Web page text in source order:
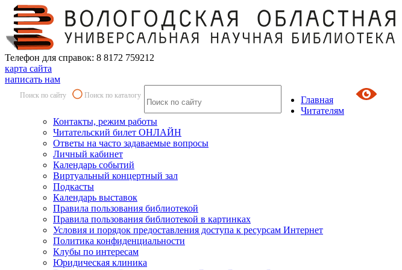
Телефон для справок: 8 8172 759212
карта сайта
написать нам
Поиск по сайту Поиск по каталогу
Главная
Читателям
Контакты, режим работы
Читательский билет ОНЛАЙН
Ответы на часто задаваемые вопросы
Личный кабинет
Календарь событий
Виртуальный концертный зал
Подкасты
Календарь выставок
Правила пользования библиотекой
Правила пользования библиотекой в картинках
Условия и порядок предоставления доступа к ресурсам Интернет
Политика конфиденциальности
Клубы по интересам
Юридическая клиника